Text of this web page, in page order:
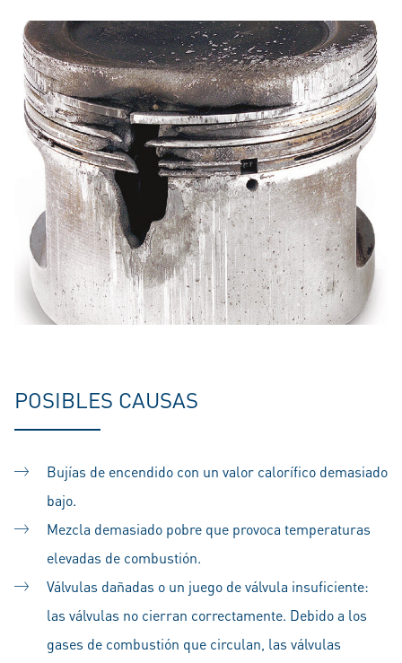
POSIBLES CAUSAS
Bujías de encendido con un valor calorífico demasiado
bajo.
Mezcla demasiado pobre que provoca temperaturas
elevadas de combustión.
Válvulas dañadas o un juego de válvula insuficiente:
las válvulas no cierran correctamente. Debido a los
gases de combustión que circulan, las válvulas